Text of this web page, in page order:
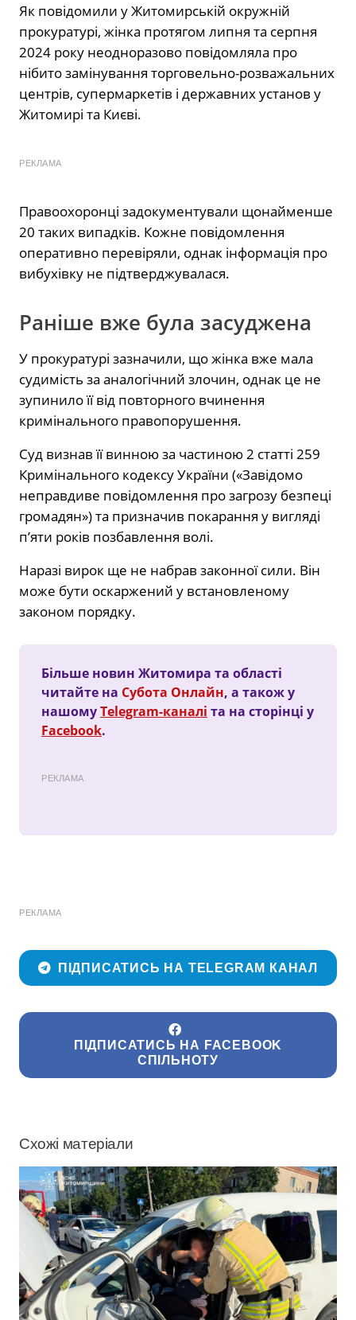
Як повідомили у Житомирській окружній
прокуратурі, жінка протягом липня та серпня
2024 року неодноразово повідомляла про
нібито замінування торговельно-розважальних
центрів, супермаркетів і державних установ у
Житомирі та Києві.
РЕКЛАМА
Правоохоронці задокументували щонайменше
20 таких випадків. Кожне повідомлення
оперативно перевіряли, однак інформація про
вибухівку не підтверджувалася.
Раніше вже була засуджена
У прокуратурі зазначили, що жінка вже мала
судимість за аналогічний злочин, однак це не
зупинило її від повторного вчинення
кримінального правопорушення.
Суд визнав її винною за частиною 2 статті 259
Кримінального кодексу України («Завідомо
неправдиве повідомлення про загрозу безпеці
громадян») та призначив покарання у вигляді
п’яти років позбавлення волі.
Наразі вирок ще не набрав законної сили. Він
може бути оскаржений у встановленому
законом порядку.
Більше новин Житомира та області
читайте на Субота Онлайн, а також у
нашомуTelegram-каналі та на сторінці у
Facebook.
РЕКЛАМА
РЕКЛАМА
ПІДПИСАТИСЬ НА TELEGRAM КАНАЛ
ПІДПИСАТИСЬ НА FACEBOOK
СПІЛЬНОТУ
Схожі матеріали